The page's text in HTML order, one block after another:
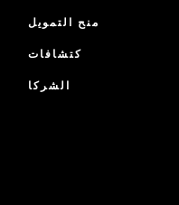
منح التمويل
كتشافات
الشركا